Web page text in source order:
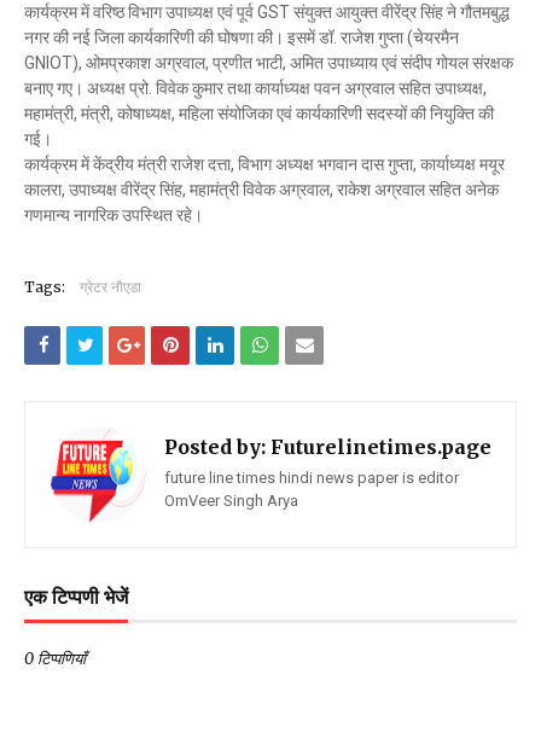
कार्यक्रम में वरिष्ठ विभाग उपाध्यक्ष एवं पूर्व GST संयुक्त आयुक्त वीरेंद्र सिंह ने गौतमबुद्ध
नगर की नई जिला कार्यकारिणी की घोषणा की। इसमें डॉ. राजेश गुप्ता (चेयरमैन
GNIOT), ओमप्रकाश अग्रवाल, प्रणीत भाटी, अमित उपाध्याय एवं संदीप गोयल संरक्षक
बनाए गए। अध्यक्ष प्रो. विवेक कुमार तथा कार्याध्यक्ष पवन अग्रवाल सहित उपाध्यक्ष,
महामंत्री, मंत्री, कोषाध्यक्ष, महिला संयोजिका एवं कार्यकारिणी सदस्यों की नियुक्ति की
गई।
कार्यक्रम में केंद्रीय मंत्री राजेश दत्ता, विभाग अध्यक्ष भगवान दास गुप्ता, कार्याध्यक्ष मयूर
कालरा, उपाध्यक्ष वीरेंद्र सिंह, महामंत्री विवेक अग्रवाल, राकेश अग्रवाल सहित अनेक
गणमान्य नागरिक उपस्थित रहे।
Tags: ग्रेटर नौएडा
Posted by: Futurelinetimes.page
future line times hindi news paper is editor
OmVeer Singh Arya
एक टिप्पणी भेजें
0 टिप्पणियाँ